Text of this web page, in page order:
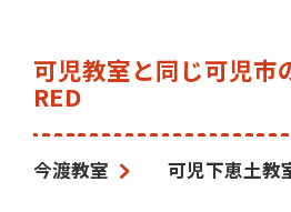
可児教室と同じ可児市
RED
今渡教室 可児下恵土教